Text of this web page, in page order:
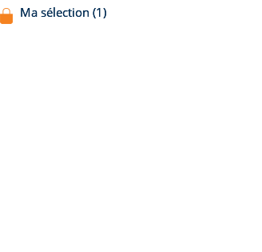
Ma sélection (1)